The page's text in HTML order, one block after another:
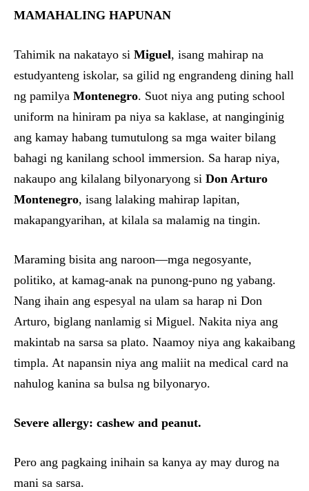
MAMAHALING HAPUNAN
Tahimik na nakatayo si Miguel, isang mahirap na
estudyanteng iskolar, sa gilid ng engrandeng dining hall
ng pamilya Montenegro. Suot niya ang puting school
uniform na hiniram pa niya sa kaklase, at nanginginig
ang kamay habang tumutulong sa mga waiter bilang
bahagi ng kanilang school immersion. Sa harap niya,
nakaupo ang kilalang bilyonaryong si Don Arturo
Montenegro, isang lalaking mahirap lapitan,
makapangyarihan, at kilala sa malamig na tingin.
Maraming bisita ang naroon—mga negosyante,
politiko, at kamag-anak na punong-puno ng yabang.
Nang ihain ang espesyal na ulam sa harap ni Don
Arturo, biglang nanlamig si Miguel. Nakita niya ang
makintab na sarsa sa plato. Naamoy niya ang kakaibang
timpla. At napansin niya ang maliit na medical card na
nahulog kanina sa bulsa ng bilyonaryo.
Severe allergy: cashew and peanut.
Pero ang pagkaing inihain sa kanya ay may durog na
mani sa sarsa.